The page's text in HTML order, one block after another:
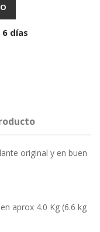
días
original y en buen
aprox 4.0 Kg (6.6 kg